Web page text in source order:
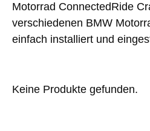
Motorrad ConnectedRide
verschiedenen BMW
einfach installiert und
Keine Produkte gefunden.